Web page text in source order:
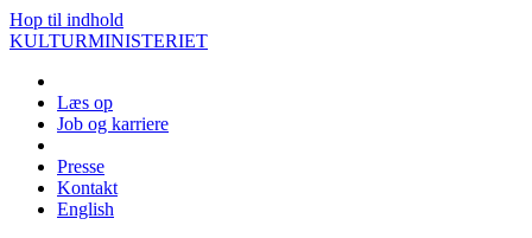
Hop til indhold
KULTURMINISTERIET
Læs op
Job og karriere
Presse
Kontakt
English